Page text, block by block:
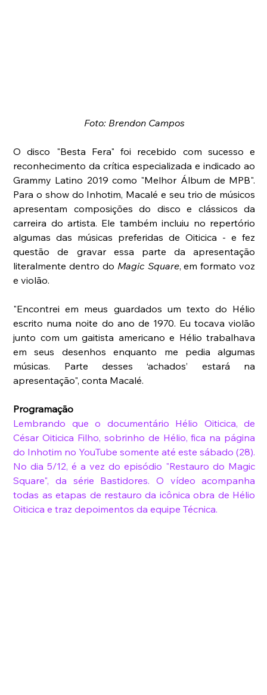
Foto: Brendon Campos
O disco "Besta Fera" foi recebido com sucesso e
reconhecimento da crítica especializada e indicado ao
Grammy Latino 2019 como "Melhor Álbum de MPB".
Para o show do Inhotim, Macalé e seu trio de músicos
apresentam composições do disco e clássicos da
carreira do artista. Ele também incluiu no repertório
algumas das músicas preferidas de Oiticica - e fez
questão de gravar essa parte da apresentação
literalmente dentro do Magic Square, em formato voz
e violão.
"Encontrei em meus guardados um texto do Hélio
escrito numa noite do ano de 1970. Eu tocava violão
junto com um gaitista americano e Hélio trabalhava
em seus desenhos enquanto me pedia algumas
músicas. Parte desses ‘achados’ estará na
apresentação", conta Macalé.
Programação
Lembrando que o documentário Hélio Oiticica, de
César Oiticica Filho, sobrinho de Hélio, fica na página
do Inhotim no YouTube somente até este sábado (28).
No dia 5/12, é a vez do episódio "Restauro do Magic
Square", da série Bastidores. O vídeo acompanha
todas as etapas de restauro da icônica obra de Hélio
Oiticica e traz depoimentos da equipe Técnica.